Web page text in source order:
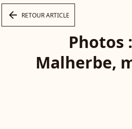
arrow_left RETOUR ARTICLE
Photos
Malherbe,